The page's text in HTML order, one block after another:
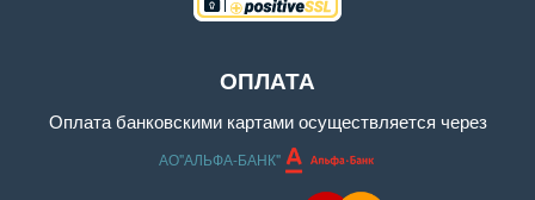
ОПЛАТА
Оплата банковскими картами осуществляется через
АО"АЛЬФА-БАНК"